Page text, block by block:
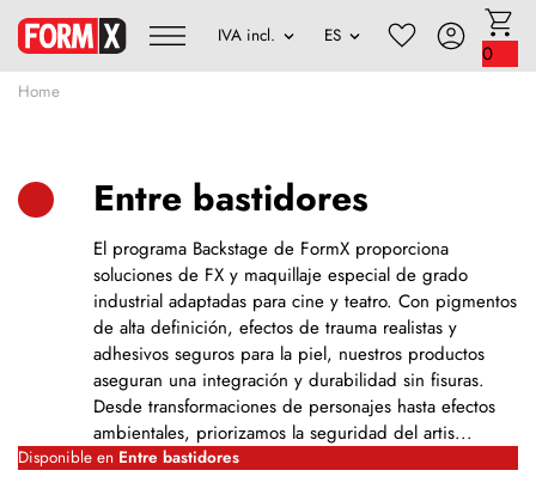
0
Home
Entre bastidores
El programa Backstage de FormX proporciona
soluciones de FX y maquillaje especial de grado
industrial adaptadas para cine y teatro. Con pigmentos
de alta definición, efectos de trauma realistas y
adhesivos seguros para la piel, nuestros productos
aseguran una integración y durabilidad sin fisuras.
Desde transformaciones de personajes hasta efectos
ambientales, priorizamos la seguridad del artis...
Disponible en Entre bastidores